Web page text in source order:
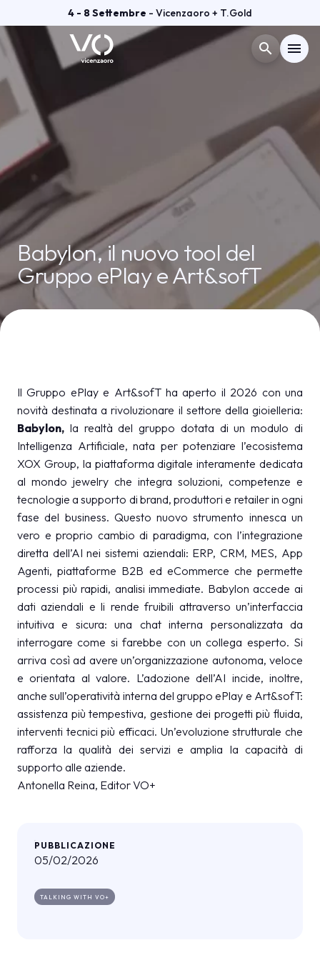
4 - 8 Settembre - Vicenzaoro + T.Gold
search menu
Menù arrow_right
VISITA arrow_right
ESPONI arrow_right
GETTING READY
CATALOGO ESPOSITORI arrow_right
SCOPRI DI PIÙ arrow_circle_right
AREA RISERVATA VISITATORI
person
A cura di: IT EN
Babylon, il nuovo tool del
Gruppo ePlay e Art&sofT
Il Gruppo ePlay e Art&sofT ha aperto il 2026 con una
novità destinata a rivoluzionare il settore della gioielleria:
Babylon, la realtà del gruppo dotata di un modulo di
Intelligenza Artificiale, nata per potenziare l’ecosistema
XOX Group, la piattaforma digitale interamente dedicata
al mondo jewelry che integra soluzioni, competenze e
tecnologie a supporto di brand, produttori e retailer in ogni
fase del business. Questo nuovo strumento innesca un
vero e proprio cambio di paradigma, con l’integrazione
diretta dell’AI nei sistemi aziendali: ERP, CRM, MES, App
Agenti, piattaforme B2B ed eCommerce che permette
processi più rapidi, analisi immediate. Babylon accede ai
dati aziendali e li rende fruibili attraverso un’interfaccia
intuitiva e sicura: una chat interna personalizzata da
interrogare come si farebbe con un collega esperto. Si
arriva così ad avere un’organizzazione autonoma, veloce
e orientata al valore. L’adozione dell’AI incide, inoltre,
anche sull’operatività interna del gruppo ePlay e Art&sofT:
assistenza più tempestiva, gestione dei progetti più fluida,
interventi tecnici più efficaci. Un’evoluzione strutturale che
rafforza la qualità dei servizi e amplia la capacità di
supporto alle aziende.
Antonella Reina, Editor VO+
PUBBLICAZIONE
05/02/2026
TALKING WITH VO+